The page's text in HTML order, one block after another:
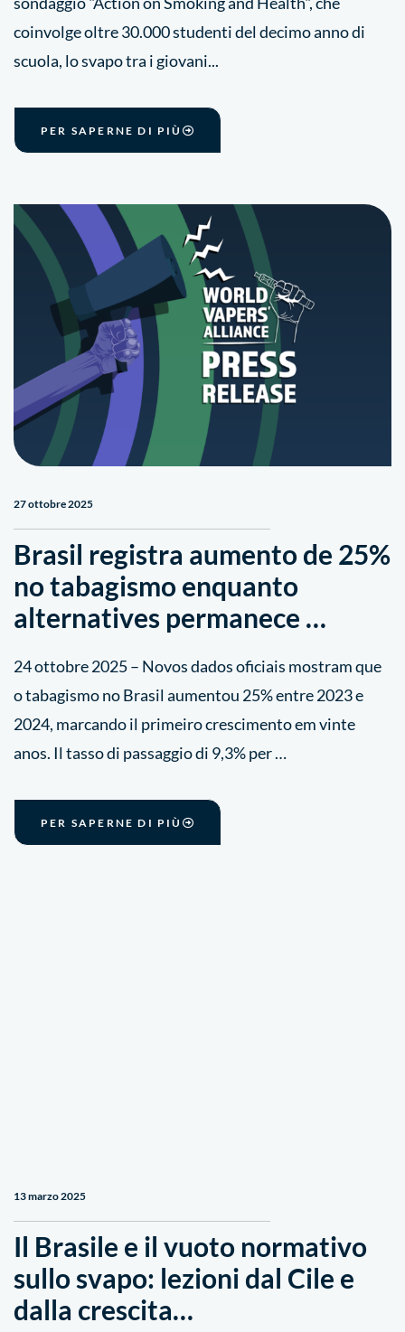
coinvolge oltre 30.000 studenti del decimo anno di
scuola, lo svapo tra i giovani...
PER SAPERNE DI PIÙ
27 ottobre 2025
Brasil registra aumento de 25%
no tabagismo enquanto
alternatives permanece …
24 ottobre 2025 – Novos dados oficiais mostram que
o tabagismo no Brasil aumentou 25% entre 2023 e
2024, marcando il primeiro crescimento em vinte
anos. Il tasso di passaggio di 9,3% per …
PER SAPERNE DI PIÙ
13 marzo 2025
Il Brasile e il vuoto normativo
sullo svapo: lezioni dal Cile e
dalla crescita…